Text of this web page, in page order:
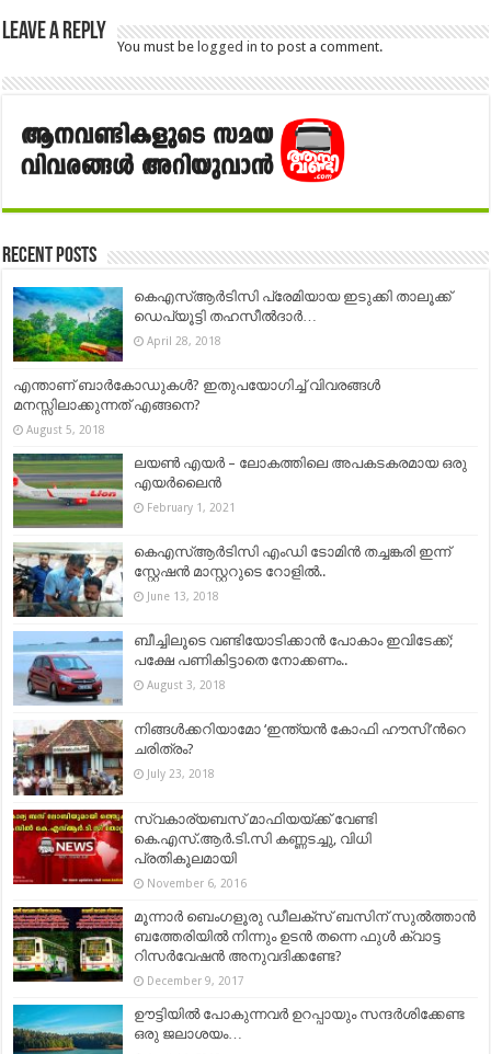
Leave a Reply
You must be logged in to post a comment.
Recent Posts
കെഎസ്ആര്‍ടിസി പ്രേമിയായ ഇടുക്കി താലൂക്ക്
ഡെപ്യൂട്ടി തഹസീൽദാർ…
April 28, 2018
എന്താണ് ബാർകോഡുകൾ? ഇതുപയോഗിച്ച് വിവരങ്ങൾ
മനസ്സിലാക്കുന്നത് എങ്ങനെ?
August 5, 2018
ലയൺ എയർ – ലോകത്തിലെ അപകടകരമായ ഒരു
എയർലൈൻ
February 1, 2021
കെഎസ്ആർടിസി എംഡി ടോമിൻ തച്ചങ്കരി ഇന്ന്
സ്റ്റേഷൻ മാസ്റ്ററുടെ റോളിൽ..
June 13, 2018
ബീച്ചിലൂടെ വണ്ടിയോടിക്കാൻ പോകാം ഇവിടേക്ക്;
പക്ഷേ പണികിട്ടാതെ നോക്കണം..
August 3, 2018
നിങ്ങള്‍ക്കറിയാമോ ‘ഇന്ത്യന്‍ കോഫി ഹൗസി’ന്‍റെ
ചരിത്രം?
July 23, 2018
സ്വകാര്യബസ് മാഫിയയ്‌ക്ക് വേണ്ടി
കെ.എസ്.ആർ.ടി.സി കണ്ണടച്ചു, വിധി
പ്രതികൂലമായി
November 6, 2016
മൂന്നാർ ബെംഗളൂരു ഡീലക്‌സ് ബസിന് സുൽത്താൻ
ബത്തേരിയില്‍ നിന്നും ഉടൻ തന്നെ ഫുൾ ക്വാട്ട
റിസർവേഷൻ അനുവദിക്കണ്ടേ?
December 9, 2017
ഊട്ടിയില്‍ പോകുന്നവര്‍ ഉറപ്പായും സന്ദര്‍ശിക്കേണ്ട
ഒരു ജലാശയം…